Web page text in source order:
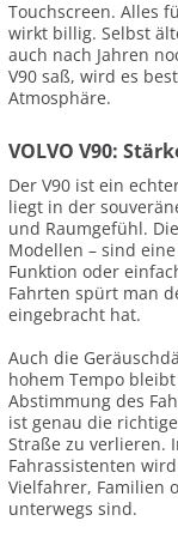
Touchscreen. Alles
wirkt billig. Selbst
auch nach Jahren
V90 saß, wird es
Atmosphäre.
VOLVO V90:
Der V90 ist ein
liegt in der
und Raumgefühl.
Modellen – sind
Funktion oder
Fahrten spürt man
eingebracht hat.
Auch die
hohem Tempo
Abstimmung des
ist genau die
Straße zu verlieren.
Fahrassistenten
Vielfahrer, Familien
unterwegs sind.